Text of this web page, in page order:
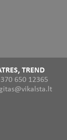
TREND
650 12365